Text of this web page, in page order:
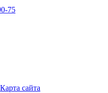
75
Карта сайта